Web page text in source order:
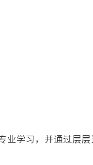
学习，并通过层层